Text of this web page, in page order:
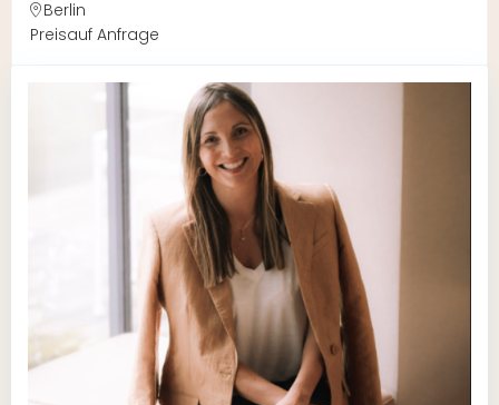
Berlin
Preisauf Anfrage